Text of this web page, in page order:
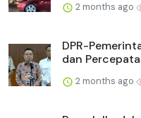
2 months ago
DPR-
dan
2 months ago